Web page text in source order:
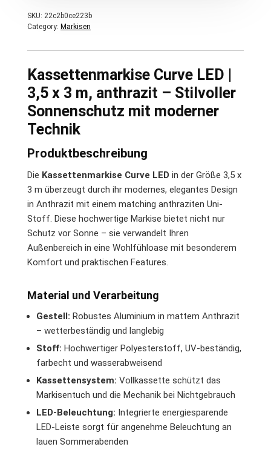
SKU: 22c2b0ce223b
Category: Markisen
Kassettenmarkise Curve LED |
3,5 x 3 m, anthrazit – Stilvoller
Sonnenschutz mit moderner
Technik
Produktbeschreibung
Die Kassettenmarkise Curve LED in der Größe 3,5 x
3 m überzeugt durch ihr modernes, elegantes Design
in Anthrazit mit einem matching anthraziten Uni-
Stoff. Diese hochwertige Markise bietet nicht nur
Schutz vor Sonne – sie verwandelt Ihren
Außenbereich in eine Wohlfühloase mit besonderem
Komfort und praktischen Features.
Material und Verarbeitung
Gestell: Robustes Aluminium in mattem Anthrazit
– wetterbeständig und langlebig
Stoff: Hochwertiger Polyesterstoff, UV-beständig,
farbecht und wasserabweisend
Kassettensystem: Vollkassette schützt das
Markisentuch und die Mechanik bei Nichtgebrauch
LED-Beleuchtung: Integrierte energiesparende
LED-Leiste sorgt für angenehme Beleuchtung an
lauen Sommerabenden